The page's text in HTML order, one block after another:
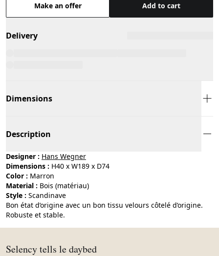
Make an offer Add to cart
Delivery
Dimensions
Description
Designer : Hans Wegner
Dimensions : H40 x W189 x D74
Color :
marron
Material :
bois (matériau)
Style :
scandinave
Bon état d’origine avec un bon tissu velours côtelé d’origine.
Robuste et stable.
Selency tells le daybed